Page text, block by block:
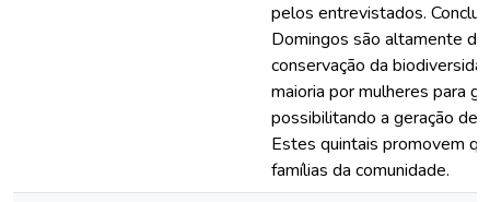
pelos entrevistados.
Domingos são altamente
conservação da
maioria por mulheres para
possibilitando a geração de
Estes quintais promovem
famílias da comunidade.